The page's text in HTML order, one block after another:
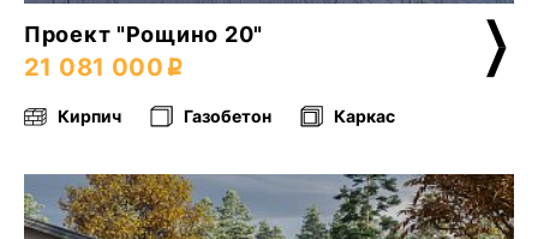
Проект "Рощино 20"
21 081 000
Кирпич Газобетон Каркас